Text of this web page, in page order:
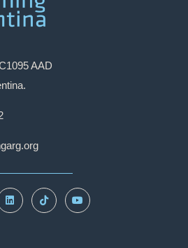
AAD